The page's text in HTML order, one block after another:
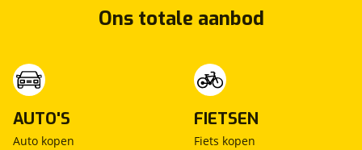
Ons totale aanbod
AUTO'S
Auto kopen
FIETSEN
Fiets kopen